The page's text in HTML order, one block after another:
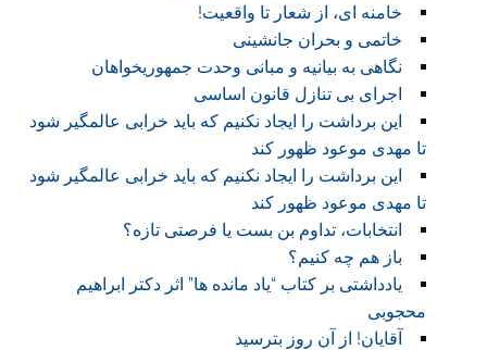
خامنه ای، از شعار تا واقعیت!
خاتمی و بحران جانشینی
نگاهی به بیانیه و مبانی وحدت جمهوریخواهان
اجرای بی تنازل قانون اساسی
این برداشت را ایجاد نکنیم که باید خرابی عالمگیر شود
تا مهدی موعود ظهور کند
این برداشت را ایجاد نکنیم که باید خرابی عالمگیر شود
تا مهدی موعود ظهور کند
انتخابات، تداوم بن بست یا فرصتی تازه؟
باز هم چه کنیم؟
یادداشتی بر کتاب “یاد مانده ها” اثر دکتر ابراهیم
محجوبی
آقایان! از آن روز بترسید